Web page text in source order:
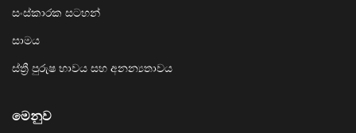
සංස්කාරක සටහන්
සාමය
ස්ත්‍රී පුරුෂ භාවය සහ අනන්‍යතාවය
මෙනුව